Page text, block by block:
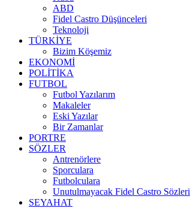
ABD
Fidel Castro Düşünceleri
Teknoloji
TÜRKİYE
Bizim Köşemiz
EKONOMİ
POLİTİKA
FUTBOL
Futbol Yazılarım
Makaleler
Eski Yazılar
Bir Zamanlar
PORTRE
SÖZLER
Antrenörlere
Sporculara
Futbolculara
Unutulmayacak Fidel Castro Sözleri
SEYAHAT